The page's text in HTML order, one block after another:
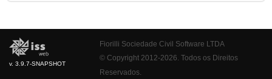
v. 3.9.7-SNAPSHOT
Fiorilli Sociedade Civil Software LTDA
© Copyright 2012-2026. Todos os Direitos
Reservados.